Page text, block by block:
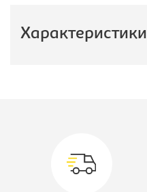
Характеристики
Вид матраса: